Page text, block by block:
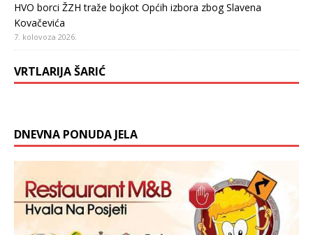
HVO borci ŽZH traže bojkot Općih izbora zbog Slavena
Kovačevića
7. kolovoza 2026.
VRTLARIJA ŠARIĆ
DNEVNA PONUDA JELA